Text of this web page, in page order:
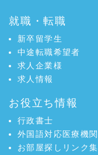
就職・転職
新卒留学生
中途転職希望者
求人企業様
求人情報
お役立ち情報
行政書士
外国語対応医療機関
お部屋探しリンク集